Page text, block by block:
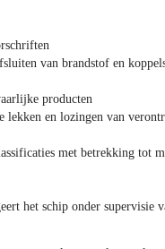
van brandstof en
producten
lekken en lozingen van
met betrekking tot
het schip onder supervisie